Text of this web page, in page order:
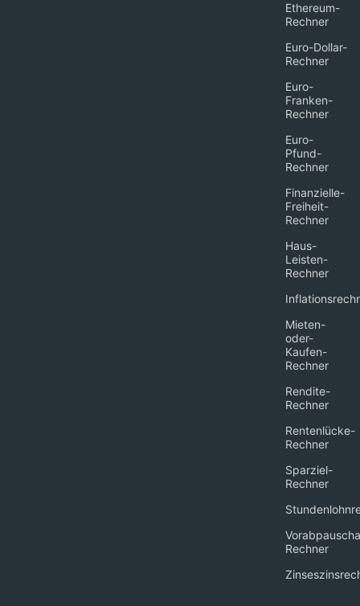
Ethereum-
Rechner
Euro-Dollar-
Rechner
Euro-
Franken-
Rechner
Euro-
Pfund-
Rechner
Finanzielle-
Freiheit-
Rechner
Haus-
Leisten-
Rechner
Mieten-
oder-
Kaufen-
Rechner
Rendite-
Rechner
Rentenlücke-
Rechner
Sparziel-
Rechner
Rechner